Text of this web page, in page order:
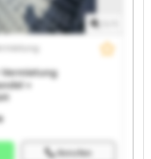
+
Anrufen